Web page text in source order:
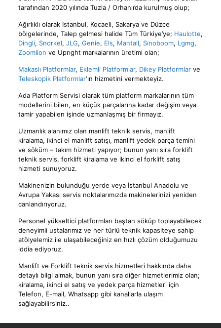
tarafından 2020 yılında Tuzla / Orhanlı’da kurulmuş olup;
Ağırlıklı olarak İstanbul, Kocaeli, Sakarya ve Düzce
bölgelerinde, Talep gelmesi halide Tüm Türkiye’ye; Haulotte,
Dingli, Snorkel, JLG, Genie, Els, Mantall, Sınoboom, Lgmg,
Zoomlion ve Uprıght markalarının üretimi olan;
Makaslı Platformlar, Eklemli Platformlar, Dikey Platformlarve
Teleskopik Platformlar‘ın hizmetini vermekteyiz.
Ada Platform Servisi olarak tüm platform markalarının tüm
modellerini bilen, en küçük parçalarına kadar değişim veya
tamir yapabilen işinde uzmanlaşmış bir firmayız.
Uzmanlık alanımız olan manlift teknik servis, manlift
kiralama, ikinci el manlift satışı, manlift yedek parça temini
ve söküm – takım hizmeti yapıyor; bunun yanı sıra forklift
teknik servis, forklift kiralama ve ikinci el forklift satış
hizmeti sunuyoruz.
Makinenizin bulunduğu yerde veya İstanbul Anadolu ve
Avrupa Yakası servis noktalarımızda makinelerinizi yeniden
canlandırıyoruz.
Personel yükseltici platformları baştan söküp toplayabilecek
deneyimli ustalarımız ve her türlü teknik kapasiteye sahip
atölyelemiz ile ulaşabileceğiniz en hızlı çözüm olduğumuzu
iddia ediyoruz.
Manlift ve Forklift teknik servis hizmetleri hakkında daha
detaylı bilgi almak, bunun yanı sıra diğer hizmetlerimiz olan;
kiralama, ikinci el satış ve yedek parça hizmetleri için
Telefon, E-mail, Whatsapp gibi kanallarla ulaşım
sağlayabilirsiniz..